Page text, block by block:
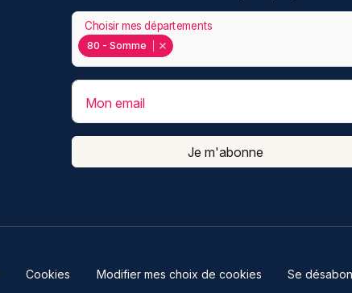
80 - Somme
Choisir mes départements
Mon email
Je m'abonne
Cookies Modifier mes choix de cookies Se